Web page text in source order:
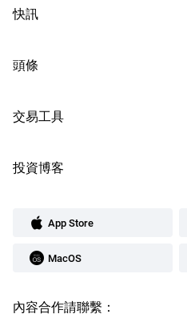
快訊
頭條
交易工具
投資博客
App Store
MacOS
內容合作請聯繫：